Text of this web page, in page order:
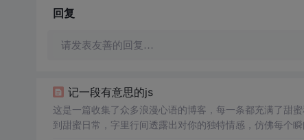
回复
请发表友善的回复…
记一段有意思的js
这是一篇收集了众多浪漫心语的博客，每一条都充满了甜
到甜蜜日常，字里行间透露出对你的独特情感，仿佛每个